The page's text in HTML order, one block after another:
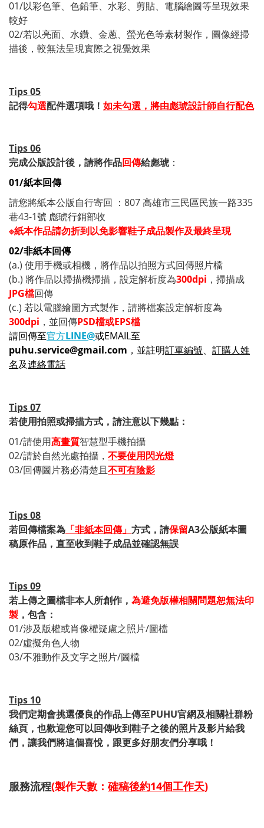
01/以彩色筆、色鉛筆、水彩、剪貼、電腦繪圖等呈現效果
較好
02/若以亮面、水鑽、金蔥、螢光色等素材製作，圖像經掃
描後，較無法呈現實際之視覺效果
Tips 05
記得勾選配件選項哦！ 如未勾選，將由彪琥設計師自行配色
Tips 06
完成公版設計後，請將作品回傳給彪琥 ：
01/紙本回傳
請您將紙本公版自行寄回 ：807 高雄市三民區民族一路335
巷43-1號 彪琥行銷部收
※紙本作品請勿折到以免影響鞋子成品製作及最終呈現
02/非紙本回傳
(a.) 使用手機或相機，將作品以拍照方式回傳照片檔
(b.) 將作品以掃描機掃描，設定解析度為300dpi ，掃描成
JPG檔回傳
(c.) 若以電腦繪圖方式製作，請將檔案設定解析度為
300dpi ，並回傳PSD檔或EPS檔
請回傳至官方LINE@或EMAIL至
puhu.service@gmail.com ，並註明訂單編號、 訂購人姓
名及連絡電話
Tips 07
若使用拍照或掃描方式，請注意以下幾點：
01/請使用高畫質智慧型手機拍攝
02/請於自然光處拍攝， 不要使用閃光燈
03/回傳圖片務必清楚且不可有陰影
Tips 08
若回傳檔案為 「非紙本回傳」 方式，請保留A3公版紙本圖
稿原作品，直至收到鞋子成品並確認無誤
Tips 09
若上傳之圖檔非本人所創作， 為避免版權相關問題恕無法印
製 ，包含：
01/涉及版權或肖像權疑慮之照片/圖檔
02/虛擬角色人物
03/不雅動作及文字之照片/圖檔
Tips 10
我們定期會挑選優良的作品上傳至PUHU官網及相關社群粉
絲頁，也歡迎您可以回傳收到鞋子之後的照片及影片給我
們，讓我們將這個喜悅，跟更多好朋友們分享哦！
服務流程(製作天數：確稿後約14個工作天)